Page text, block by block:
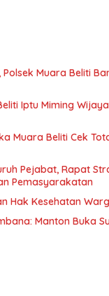
Muara Beliti
Iptu Miming
Muara Beliti Cek
Pejabat, Rapat
Pemasyarakatan
Hak Kesehatan
Manton Buka